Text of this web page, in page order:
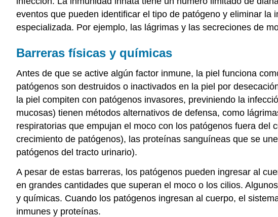
eventos que pueden identificar el tipo de patógeno y eliminar
especializada. Por ejemplo, las lágrimas y las secreciones de
Barreras físicas y químicas
Antes de que se active algún factor inmune, la piel funciona
patógenos son destruidos o inactivados en la piel por
la piel compiten con patógenos invasores, previniendo la
mucosas) tienen métodos alternativos de defensa, como
respiratorias que empujan el moco con los patógenos fuera
crecimiento de patógenos), las proteínas sanguíneas que se
patógenos del tracto urinario).
A pesar de estas barreras, los patógenos pueden ingresar al
en grandes cantidades que superan el moco o los cilios.
y químicas. Cuando los patógenos ingresan al cuerpo, el
inmunes y proteínas.